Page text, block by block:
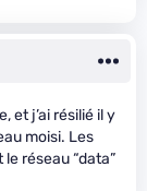
et j’ai résilié il y
moisi. Les
réseau “data”